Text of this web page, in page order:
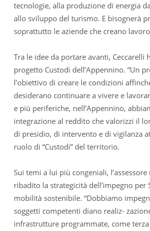
tecnologie, alla produzione di energia
allo sviluppo del turismo. E bisognerà
soprattutto le aziende che creano
Tra le idee da portare avanti, Ceccarelli
progetto Custodi dell’Appennino. “Un
l’obiettivo di creare le condizioni
desiderano continuare a vivere e
e più periferiche, nell’Appennino,
integrazione al reddito che valorizzi il
di presidio, di intervento e di vigilanza
ruolo di “Custodi” del territorio.
Sui temi a lui più congeniali, l’assessore
ribadito la strategicità dell’impegno per
mobilità sostenibile. “Dobbiamo
soggetti competenti diano realiz-
infrastrutture programmate, come terza